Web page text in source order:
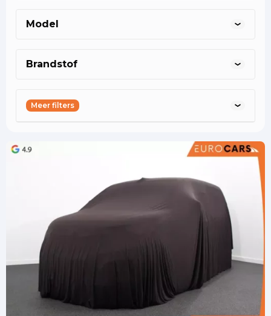
Model
Brandstof
Meer filters